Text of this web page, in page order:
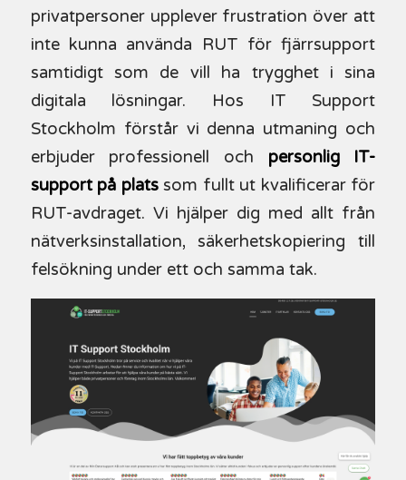
privatpersoner upplever frustration över att
inte kunna använda RUT för fjärrsupport
samtidigt som de vill ha trygghet i sina
digitala lösningar. Hos IT Support
Stockholm förstår vi denna utmaning och
erbjuder professionell och personlig IT-
support på platssom fullt ut kvalificerar för
RUT-avdraget. Vi hjälper dig med allt från
nätverksinstallation, säkerhetskopiering till
felsökning under ett och samma tak.